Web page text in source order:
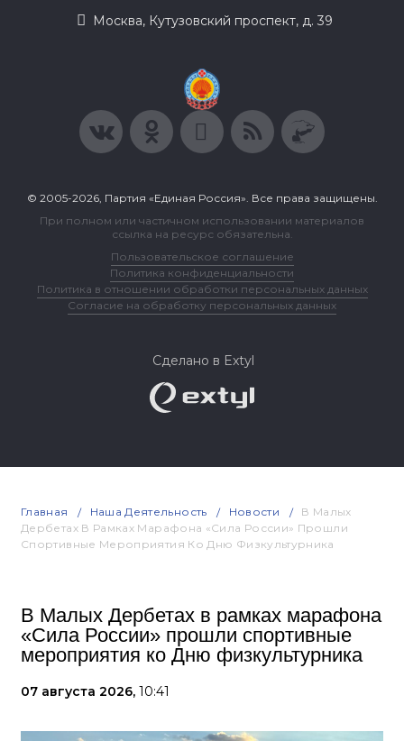
Москва, Кутузовский проспект, д. 39
© 2005-2026, Партия «Единая Россия». Все права защищены.
При полном или частичном использовании материалов
ссылка на ресурс обязательна.
Пользовательское соглашение
Политика конфиденциальности
Политика в отношении обработки персональных данных
Согласие на обработку персональных данных
Сделано в Extyl
Главная Наша Деятельность Новости
В Малых
Дербетах В Рамках Марафона «Сила России» Прошли
Спортивные Мероприятия Ко Дню Физкультурника
В Малых Дербетах в рамках марафона
«Сила России» прошли спортивные
мероприятия ко Дню физкультурника
07 августа 2026, 10:41